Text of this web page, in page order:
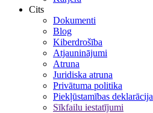
Cits
Dokumenti
Blog
Kiberdrošība
Atjauninājumi
Atruna
Juridiska atruna
Privātuma politika
Piekļūstamības deklarācija
Sīkfailu iestatījumi